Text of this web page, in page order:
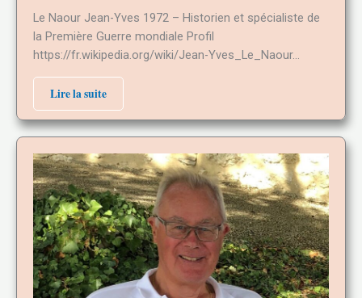
Le Naour Jean-Yves 1972 – Historien et spécialiste de
la Première Guerre mondiale Profil
https://fr.wikipedia.org/wiki/Jean-Yves_Le_Naour…
Lire la suite